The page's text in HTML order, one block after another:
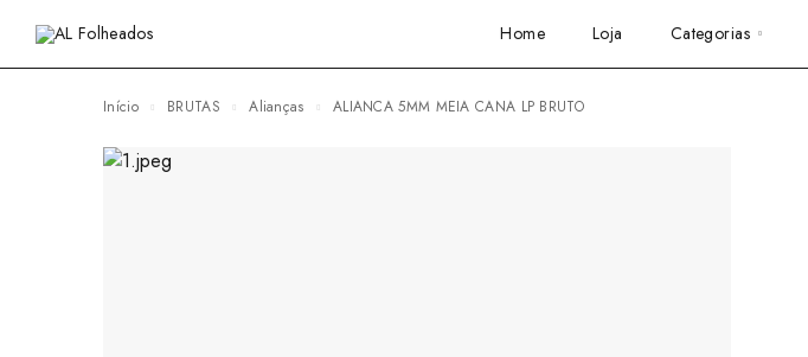
Home Loja Categorias
Início BRUTAS Alianças ALIANCA 5MM MEIA CANA LP BRUTO